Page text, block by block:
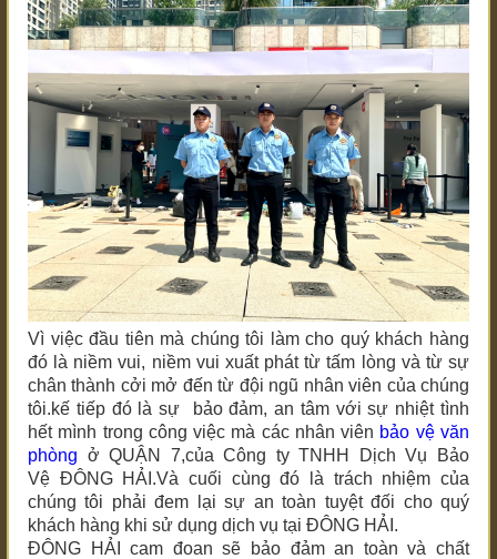
Vì việc đầu tiên mà chúng tôi làm cho quý khách hàng
đó là niềm vui, niềm vui xuất phát từ tấm lòng và từ sự
chân thành cởi mở đến từ đội ngũ nhân viên của chúng
tôi.kế tiếp đó là sự bảo đảm, an tâm với sự nhiệt tình
hết mình trong công việc mà các nhân viên bảo vệ văn
phòng ở QUẬN 7,của Công ty TNHH Dịch Vụ Bảo
Vệ ĐÔNG HẢI.Và cuối cùng đó là trách nhiệm của
chúng tôi phải đem lại sự an toàn tuyệt đối cho quý
khách hàng khi sử dụng dịch vụ tại ĐÔNG HẢI.
ĐÔNG HẢI cam đoan sẽ bảo đảm an toàn và chất